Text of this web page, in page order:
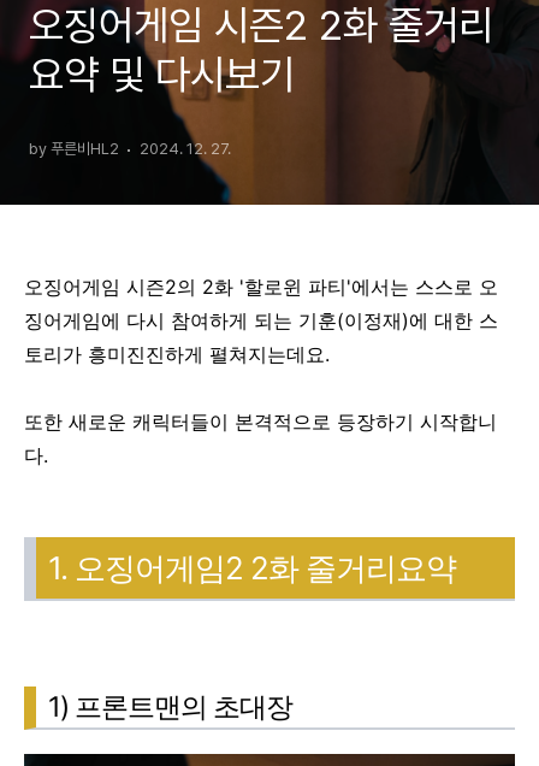
오징어게임 시즌2 2화 줄거리
요약 및 다시보기
by 푸른비HL2 2024. 12. 27.
오징어게임 시즌2의 2화 '할로윈 파티'에서는 스스로 오
징어게임에 다시 참여하게 되는 기훈(이정재)에 대한 스
토리가 흥미진진하게 펼쳐지는데요.
또한 새로운 캐릭터들이 본격적으로 등장하기 시작합니
다.
1. 오징어게임2 2화 줄거리요약
1) 프론트맨의 초대장